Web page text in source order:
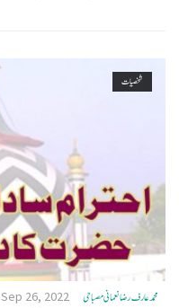
شخصیات
محمد عار ف رضا نعمانی مصباحی Sep 26, 2022